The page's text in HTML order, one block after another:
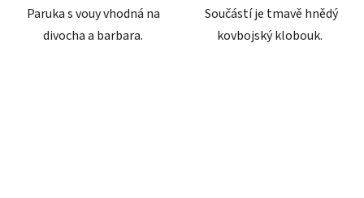
Paruka s vouy vhodná na
divocha a barbara.
Součástí je tmavě hnědý
kovbojský klobouk.